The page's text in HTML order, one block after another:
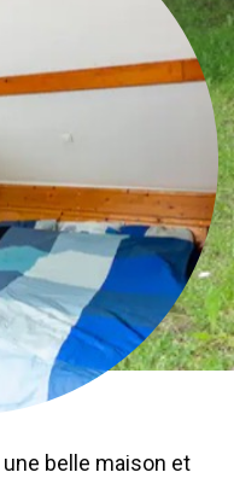
belle maison et